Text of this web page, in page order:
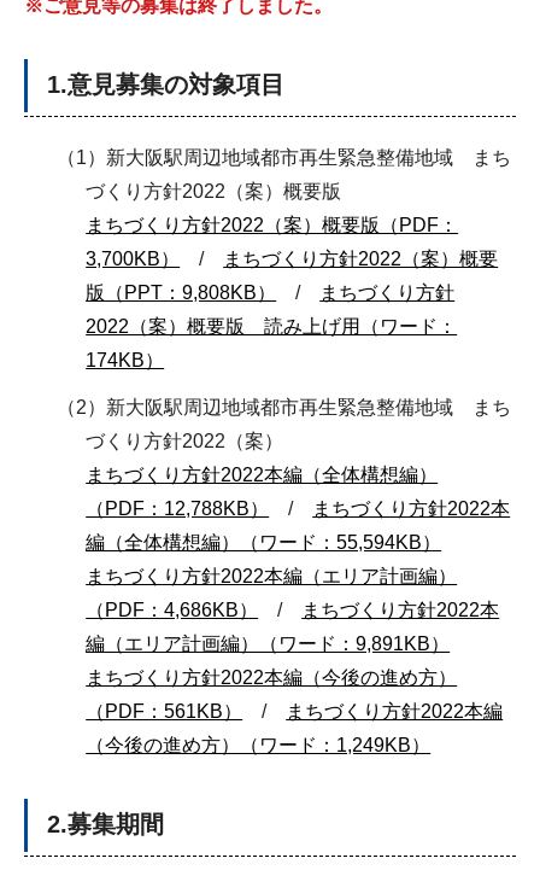
※ご意見等の募集は終了しました。
1.意見募集の対象項目
（1）新大阪駅周辺地域都市再生緊急整備地域 まち
づくり方針2022（案）概要版
まちづくり方針2022（案）概要版（PDF：
3,700KB）
/
まちづくり方針2022（案）概要
版（PPT：9,808KB）
/
まちづくり方針
2022（案）概要版 読み上げ用（ワード：
174KB）
（2）新大阪駅周辺地域都市再生緊急整備地域 まち
づくり方針2022（案）
まちづくり方針2022本編（全体構想編）
（PDF：12,788KB）
/
まちづくり方針2022本
編（全体構想編）（ワード：55,594KB）
まちづくり方針2022本編（エリア計画編）
（PDF：4,686KB）
/
まちづくり方針2022本
編（エリア計画編）（ワード：9,891KB）
まちづくり方針2022本編（今後の進め方）
（PDF：561KB）
/
まちづくり方針2022本編
（今後の進め方）（ワード：1,249KB）
2.募集期間